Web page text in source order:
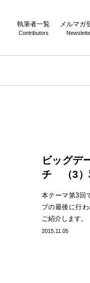
執筆者一覧
Contributors
メルマガ
ビッグデ
チ （3）
本テーマ第3回
プの最後に行
ご紹介します。
2015.11.05